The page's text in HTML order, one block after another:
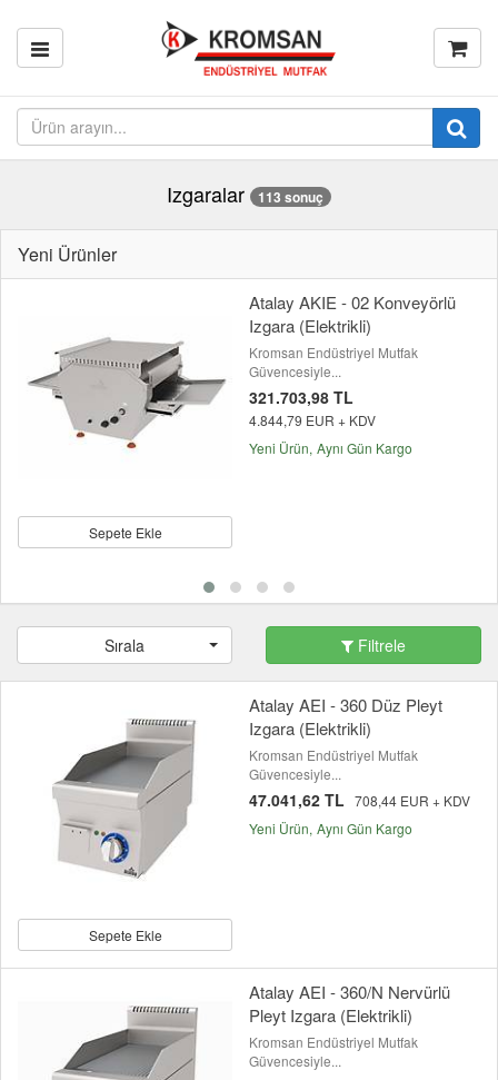
Izgaralar 113 sonuç
Yeni Ürünler
Sepete Ekle
Atalay AKIE - 02 Konveyörlü
Izgara (Elektrikli)
Kromsan Endüstriyel Mutfak
Güvencesiyle...
321.703,98 TL
4.844,79 EUR + KDV
Yeni Ürün Aynı Gün Kargo
Sırala Filtrele
Sepete Ekle
Atalay AEI - 360 Düz Pleyt
Izgara (Elektrikli)
Kromsan Endüstriyel Mutfak
Güvencesiyle...
47.041,62 TL 708,44 EUR + KDV
Yeni Ürün Aynı Gün Kargo
Atalay AEI - 360/N Nervürlü
Pleyt Izgara (Elektrikli)
Kromsan Endüstriyel Mutfak
Güvencesiyle...